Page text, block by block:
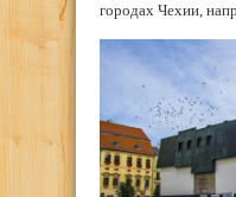
городах Чехии,